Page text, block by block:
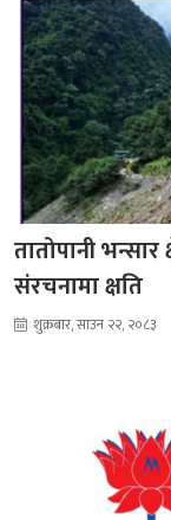
तातोपानी भन्सार
संरचनामा क्षति
शुक्रबार, साउन २२, २०८३